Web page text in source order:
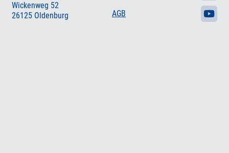
Wickenweg 52
26125 Oldenburg
AGB